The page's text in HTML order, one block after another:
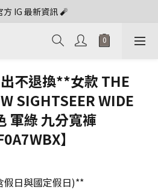
方 IG 最新資訊 🧨
不退換**女款 THE
SIGHTSEER WIDE
軍綠 九分寬褲
】
假日與國定假日)**